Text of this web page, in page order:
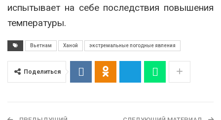
испытывает на себе последствия повышения
температуры.
Вьетнам Ханой экстремальные погодные явления
Поделиться